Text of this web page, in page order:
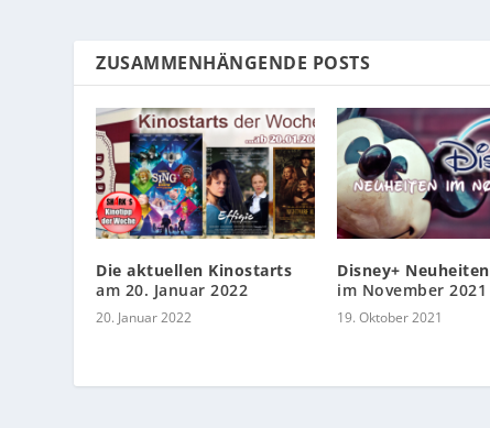
ZUSAMMENHÄNGENDE POSTS
Die aktuellen Kinostarts
am 20. Januar 2022
20. Januar 2022
Disney+ Neuheiten
im November 2021
19. Oktober 2021